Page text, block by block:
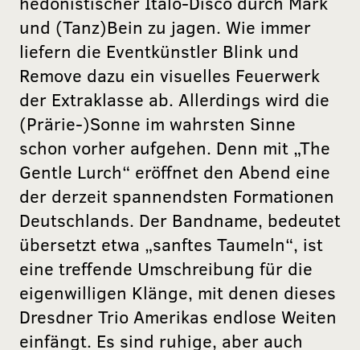
und (Tanz)Bein zu jagen. Wie immer
liefern die Eventkünstler Blink und
Remove dazu ein visuelles Feuerwerk
der Extraklasse ab. Allerdings wird die
(Prärie-)Sonne im wahrsten Sinne
schon vorher aufgehen. Denn mit „The
Gentle Lurch“ eröffnet den Abend eine
der derzeit spannendsten Formationen
Deutschlands. Der Bandname, bedeutet
übersetzt etwa „sanftes Taumeln“, ist
eine treffende Umschreibung für die
eigenwilligen Klänge, mit denen dieses
Dresdner Trio Amerikas endlose Weiten
einfängt. Es sind ruhige, aber auch